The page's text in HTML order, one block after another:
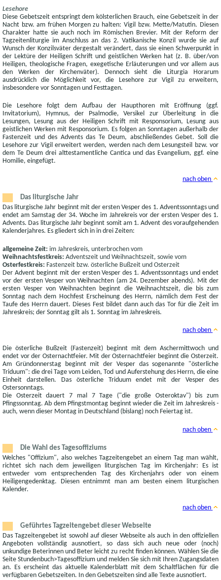
Lesehore
Diese Gebetszeit entspringt dem kölsterlichen Brauch, eine Gebetszeit in der
Nacht bzw. am frühen Morgen zu halten: Vigil bzw. Mette/Matutin. Diesen
Charakter hatte sie auch noch im Römischen Brevier. Mit der Reform der
Tagzeitenliturgie im Anschluss an das 2. Vatikanische Konzil wurde sie auf
Wunsch der Konzilsväter dergestalt verändert, dass sie einen Schwerpunkt in
der Lektüre der Heiligen Schrift und geistlichen Werken hat (z. B. über/von
Heiligen, theologische Fragen, exegetische Erläuterungen und vor allem aus
den Werken der Kirchenväter). Dennoch sieht die Liturgia Horarum
ausdrücklich die Möglichkeit vor, die Lesehore zur Vigil zu erweitern,
insbesondere vor Sonntagen und Festtagen.
Die Lesehore folgt dem Aufbau der Haupthoren mit Eröffnung (ggf.
Invitatorium), Hymnus, der Psalmodie, Versikel zur Überleitung in die
Lesungen, Lesung aus der Heiligen Schrift mit Responsorium, Lesung aus
geistlichen Werken mit Responsorium. Es folgen an Sonntagen außerhalb der
Fastenzeit und des Advents das Te Deum, abschließendes Gebet. Soll die
Lesehore zur Vigil erweitert werden, werden nach dem Lesungsteil bzw. vor
dem Te Deum drei alttestamentliche Cantica und das Evangelium, ggf. eine
Homilie, eingefügt.
nach oben
Das liturgische Jahr
Das liturgische Jahr beginnt mit der ersten Vesper des 1. Adventssonntags und
endet am Samstag der 34. Woche im Jahrekreis vor der ersten Vesper des 1.
Advents. Das liturgische Jahr beginnt somit am 1. Advent des voraufgehenden
Kalenderjahres. Es gliedert sich in in drei Zeiten:
allgemeine Zeit: im Jahreskreis, unterbrochen vom
Weihnachtsfestkreis: Adventszeit und Weihnachtszeit, sowie vom
Osterfestkreis: Fastenzeit bzw. österliche Bußzeit und Osterzeit
Der Advent beginnt mit der ersten Vesper des 1. Adventssonntags und endet
vor der ersten Vesper von Weihnachten (am 24. Dezember abends). Mit der
ersten Vesper von Weihnachten beginnt die Weihnachtszeit, die bis zum
Sonntag nach dem Hochfest Erscheinung des Herrn, nämlich dem Fest der
Taufe des Herrn dauert. Dieses Fest bildet dann auch das Tor für die Zeit im
Jahreskreis; der Sonntag gilt als 1. Sonntag im Jahreskreis.
nach oben
Die österliche Bußzeit (Fastenzeit) beginnt mit dem Aschermittwoch und
endet vor der Osternachtfeier. Mit der Osternachtfeier beginnt die Osterzeit.
Am Gründonnerstag beginnt mit der Vesper das sogenannte "österliche
Triduum": die drei Tage vom Leiden, Tod und Auferstehung des Herrn, die eine
Einheit darstellen. Das österliche Triduum endet mit der Vesper des
Ostersonntags.
Die Osterzeit dauert 7 mal 7 Tage ("die große Osteroktav") bis zum
Pfingssonntag. Ab dem Pfingstmontag beginnt wieder die Zeit im Jahreskreis -
auch, wenn dieser Montag in Deutschland (bislang) noch Feiertag ist.
nach oben
Die Wahl des Tagesoffiziums
Welches "Offizium", also welches Tagzeitengebet an einem Tag man wählt,
richtet sich nach dem jeweiligen liturgischen Tag im Kirchenjahr: Es ist
entweder vom entsprechenden Tag des Kirchenjahrs oder von einem
Heiligengedenktag. Diesen entnimmt man am besten einem liturgischen
Kalender.
nach oben
Geführtes Tagzeitengebet dieser Webseite
Das Tagzeitengebet ist sowohl auf dieser Webseite als auch in den offiziellen
Angeboten vollständig ausnotiert, so dass sich auch neue oder (noch)
unkundige Beterinnen und Beter leicht zu recht finden können. Wählen Sie die
Seite Stundenbuch>Tagesoffizium und melden Sie sich mit Ihren Zugangsdaten
an. Es erscheint das aktuelle Kalenderblatt mit dem Schaltflächen für die
verfügbaren Gebetszeiten. In den Gebetszeiten sind alle Texte ausnotiert.